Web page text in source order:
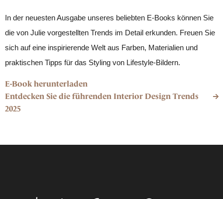
In der neuesten Ausgabe unseres beliebten E-Books können Sie
die von Julie vorgestellten Trends im Detail erkunden. Freuen Sie
sich auf eine inspirierende Welt aus Farben, Materialien und
praktischen Tipps für das Styling von Lifestyle-Bildern.
E-Book herunterladen
Entdecken Sie die führenden Interior Design Trends
2025